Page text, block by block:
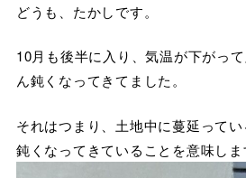
どうも、たかしです。
10月も後半に入り、気温が下がっ
ん鈍くなってきてました。
それはつまり、土地中に蔓延って
鈍くなってきていることを意味しま